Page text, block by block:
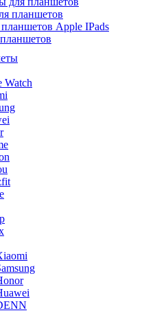
планшетов
Apple IPads
Watch